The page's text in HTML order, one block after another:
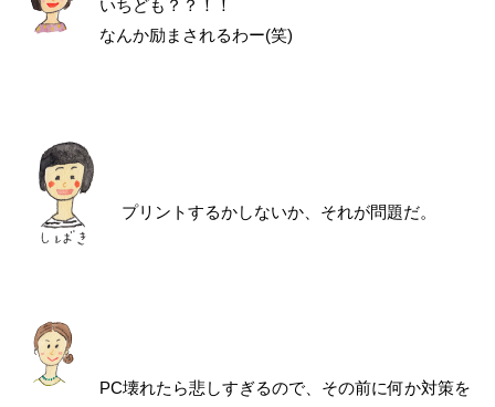
いちども？？！！
なんか励まされるわー(笑)
プリントするかしないか、それが問題だ。
PC壊れたら悲しすぎるので、その前に何か対策を